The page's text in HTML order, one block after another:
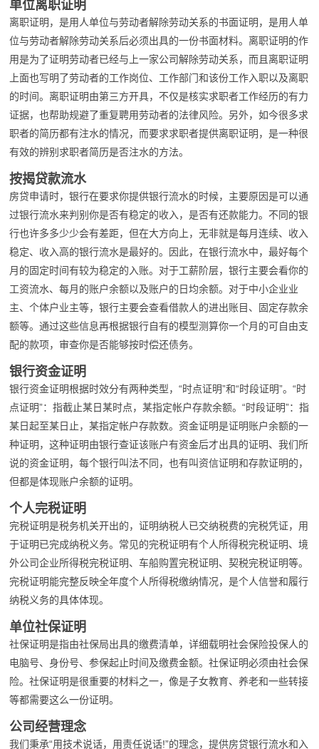
单位离职证明
离职证明，是用人单位与劳动者解除劳动关系的书面证明，是用人单
位与劳动者解除劳动关系后必须出具的一份书面材料。离职证明的作
用是为了证明劳动者已经与上一家公司解除劳动关系，而且离职证明
上面也写明了劳动者的工作岗位、工作部门和该份工作入职以及离职
的时间。离职证明由第三方开具，不仅是核实求职者工作经历的有力
证据，也帮助规避了重复聘用劳动者的法律风险。另外，如今很多求
职者的简历都有注水的情况，而要求求职者提供离职证明，是一种很
有效的辨别求职者简历是否注水的方法。
按揭贷款流水
房贷申请时，银行在要求你提供银行流水的时候，主要原因是可以通
过银行流水来判别你是否有稳定的收入，是否有还款能力。不同的银
行也许多多少少会有差距，但在大方向上，无非就是每月连续、收入
稳定、收入高的银行流水是最好的。因此，在银行流水中，最好每个
月的固定时间有较为稳定的入账。对于工薪阶层，银行主要会看你的
工资流水、每月的账户余额以及账户的日均余额。对于中小企业业
主、个体户业主等，银行主要会查看借款人的进出账目、固定存款余
额等。通过这些信息再根据银行自有的模型测算你一个月的可自由支
配的款项，审查你是否能够按时偿还债务。
银行资金证明
银行资金证明根据时效分有两种类型，“时点证明”和“时段证明”。“时
点证明”：指截止某日某时点，某指定帐户存款余额。“时段证明”：指
某日起至某日止，某指定帐户存款数。资金证明是证明账户余额的一
种证明，这种证明由银行查证该账户有资金后才出具的证明、我们所
说的资金证明，每个银行叫法不同，也有叫资信证明和存款证明的，
但都是体现账户余额的证明。
个人完税证明
完税证明是税务机关开出的，证明纳税人已交纳税费的完税凭证，用
于证明已完成纳税义务。常见的完税证明有个人所得税完税证明、境
外公司企业所得税完税证明、车船购置完税证明、契税完税证明等。
完税证明能完整反映全年度个人所得税缴纳情况，是个人信誉和履行
纳税义务的具体体现。
单位社保证明
社保证明是指由社保局出具的缴费清单，详细载明社会保险投保人的
电脑号、身份号、参保起止时间及缴费金额。社保证明必须由社会保
险。社保证明是很重要的材料之一，像是子女教育、养老和一些转接
等都需要这么一份证明。
公司经营理念
我们秉承“用技术说话，用责任说话!”的理念，提供房贷银行流水和入